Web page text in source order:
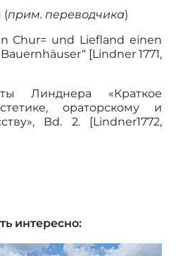
(прим. переводчика)
Chur= und Liefland einen
[Lindner 1771,
Линднера «Краткое
ораторскому и
Bd. 2. [Lindner1772,
интересно: